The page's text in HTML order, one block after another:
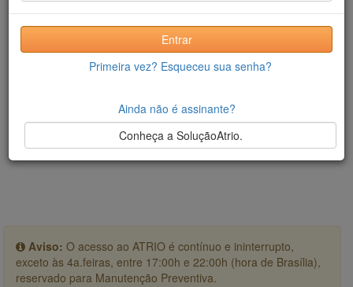
Aviso: O acesso ao ATRIO é contínuo e ininterrupto,
exceto às 4a.feiras, entre 17:00h e 22:00h (hora de Brasília),
reservado para Manutenção Preventiva.
Entrar
Primeira vez? Esqueceu sua senha?
Ainda não é assinante?
Conheça a SoluçãoAtrio.